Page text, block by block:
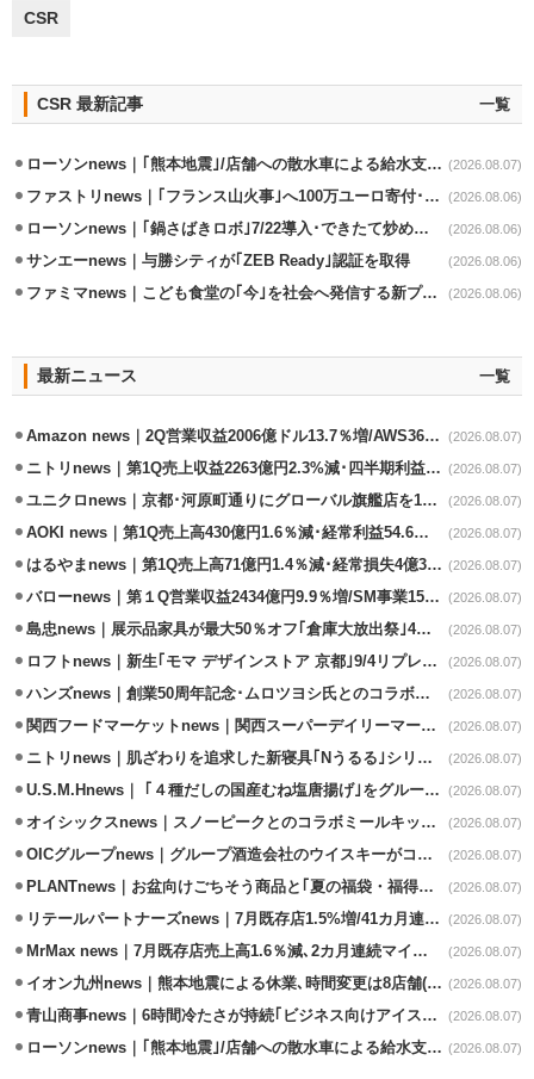
CSR
CSR 最新記事 一覧
ローソンnews｜｢熊本地震｣/店舗への散水車による給水支援を開始 (2026.08.07)
ファストリnews｜｢フランス山火事｣へ100万ユーロ寄付･衣料5万点も提供 (2026.08.06)
ローソンnews｜｢鍋さばきロボ｣7/22導入･できたて炒めメニューを提供 (2026.08.06)
サンエーnews｜与勝シティが｢ZEB Ready｣認証を取得 (2026.08.06)
ファミマnews｜こども食堂の｢今｣を社会へ発信する新プロジェクト始動 (2026.08.06)
最新ニュース 一覧
Amazon news｜2Q営業収益2006億ドル13.7％増/AWS36.8％％増が貢献 (2026.08.07)
ニトリnews｜第1Q売上収益2263億円2.3%減･四半期利益1.4％減 (2026.08.07)
ユニクロnews｜京都･河原町通りにグローバル旗艦店を11/6開設 (2026.08.07)
AOKI news｜第1Q売上高430億円1.6％減･経常利益54.6％減 (2026.08.07)
はるやまnews｜第1Q売上高71億円1.4％減･経常損失4億3800万円 (2026.08.07)
バローnews｜第１Q営業収益2434億円9.9％増/SM事業15.5％増と絶好調 (2026.08.07)
島忠news｜展示品家具が最大50％オフ｢倉庫大放出祭｣4店舗限定で開催 (2026.08.07)
ロフトnews｜新生｢モマ デザインストア 京都｣9/4リプレイスオープン (2026.08.07)
ハンズnews｜創業50周年記念･ムロツヨシ氏とのコラボ企画｢ムロハンズ｣開催 (2026.08.07)
関西フードマーケットnews｜関西スーパーデイリーマート蒲生店8/7改装 (2026.08.07)
ニトリnews｜肌ざわりを追求した新寝具｢Nうるる｣シリーズを発売 (2026.08.07)
U.S.M.Hnews｜ ｢４種だしの国産むね塩唐揚げ｣をグループ610店で共同販促 (2026.08.07)
オイシックスnews｜スノーピークとのコラボミールキット8/13発売 (2026.08.07)
OICグループnews｜グループ酒造会社のウイスキーがコンペティション受賞 (2026.08.07)
PLANTnews｜お盆向けごちそう商品と｢夏の福袋・福得カート｣8/8から開催 (2026.08.07)
リテールパートナーズnews｜7月既存店1.5%増/41カ月連続増 (2026.08.07)
MrMax news｜7月既存店売上高1.6％減､2カ月連続マイナス (2026.08.07)
イオン九州news｜熊本地震による休業､時間変更は8店舗(8/7時点) (2026.08.07)
青山商事news｜6時間冷たさが持続｢ビジネス向けアイスベスト｣発売 (2026.08.07)
ローソンnews｜｢熊本地震｣/店舗への散水車による給水支援を開始 (2026.08.07)